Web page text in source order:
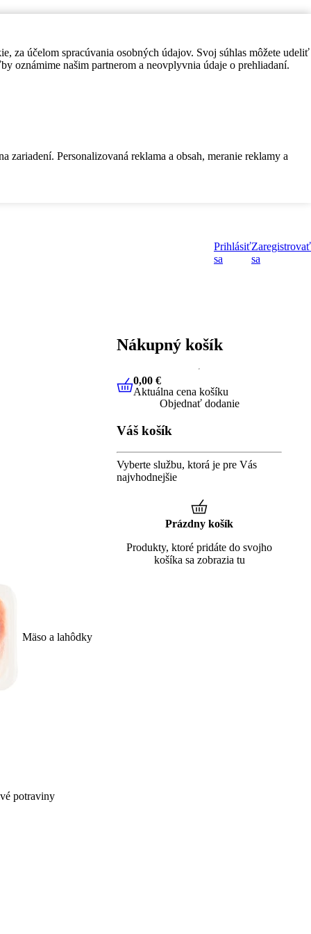
za účelom spracúvania osobných údajov. Svoj súhlas môžete udeliť
oznámime našim partnerom a neovplyvnia údaje o prehliadaní.
Personalizovaná reklama a obsah, meranie reklamy a
Prihlásiť
sa
Zaregistrovať
sa
Mäso a lahôdky
potraviny
Nákupný košík
0,00 €Aktuálna cena košíku
0,00 €
Aktuálna cena košíku
Objednať dodanie
Váš košík
Vyberte službu, ktorá je pre Vás
najvhodnejšie
Prázdny košík
Produkty, ktoré pridáte do svojho
košíka sa zobrazia tu